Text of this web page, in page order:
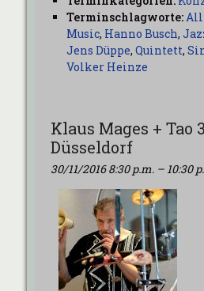
Terminschlagworte:All
Music, Hanno Busch,
Jens Düppe, Quintett,
Volker Heinze
Klaus Mages + Tao
Düsseldorf
30/11/2016 8:30 p.m. – 10:30